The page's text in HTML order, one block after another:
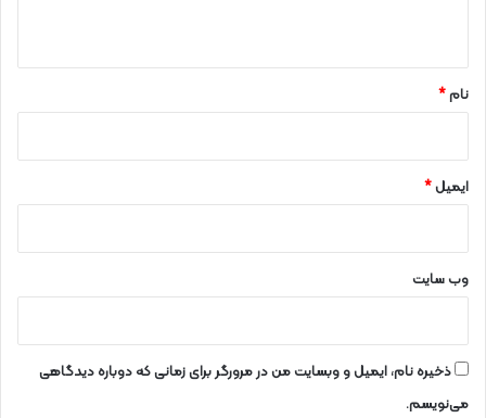
نام*
ایمیل*
وب‌ سایت
ذخیره نام، ایمیل و وبسایت من در مرورگر برای زمانی که دوباره دیدگاهی
می‌نویسم.